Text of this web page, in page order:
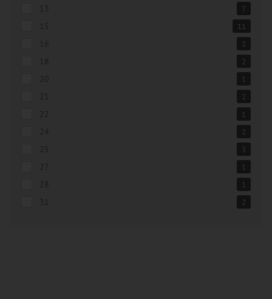
7
11
2
2
1
2
1
2
3
1
1
2